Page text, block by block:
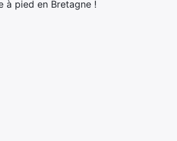
à pied en Bretagne !